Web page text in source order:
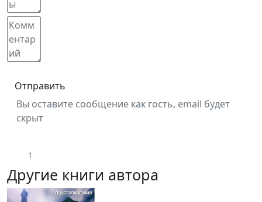
Отправить
Вы оставите сообщение как гость, email будет
скрыт
1
Другие книги автора